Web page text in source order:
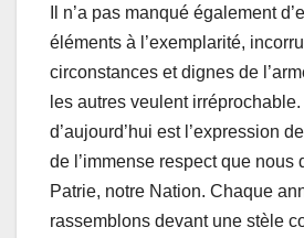
Il n’a pas manqué également
éléments à l’exemplarité,
circonstances et dignes de
les autres veulent
d’aujourd’hui est l’expression
de l’immense respect que nous
Patrie, notre Nation. Chaque
rassemblons devant une stèle